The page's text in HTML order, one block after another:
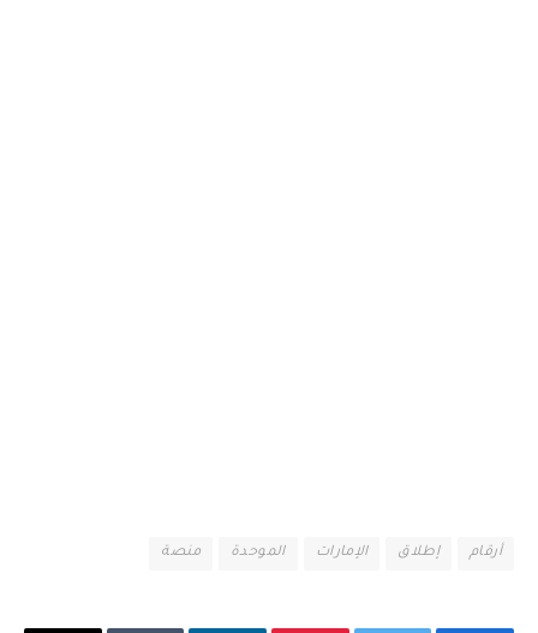
أرقام إطلاق الإمارات الموحدة منصة